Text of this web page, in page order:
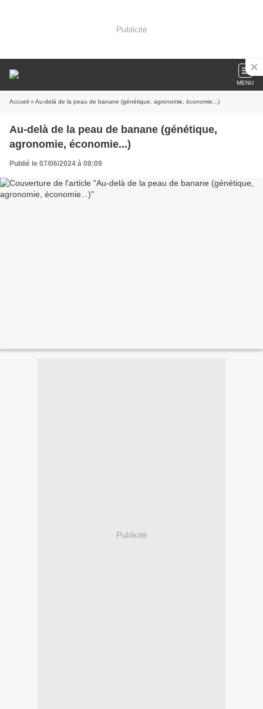
Publicité
MENU
Accueil » Au-delà de la peau de banane (génétique, agronomie, économie...)
Au-delà de la peau de banane (génétique,
agronomie, économie...)
Publié le 07/06/2024 à 08:09
Publicité